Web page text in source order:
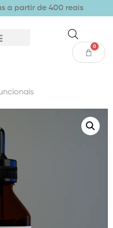
a partir de 400 reais
0